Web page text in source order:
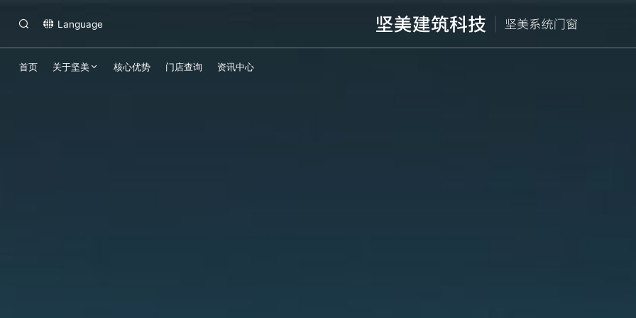
Language
首页 关于坚美 核心优势 门店查询 资讯中心